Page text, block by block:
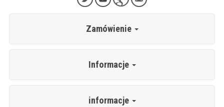
Zamówienie
Informacje
informacje